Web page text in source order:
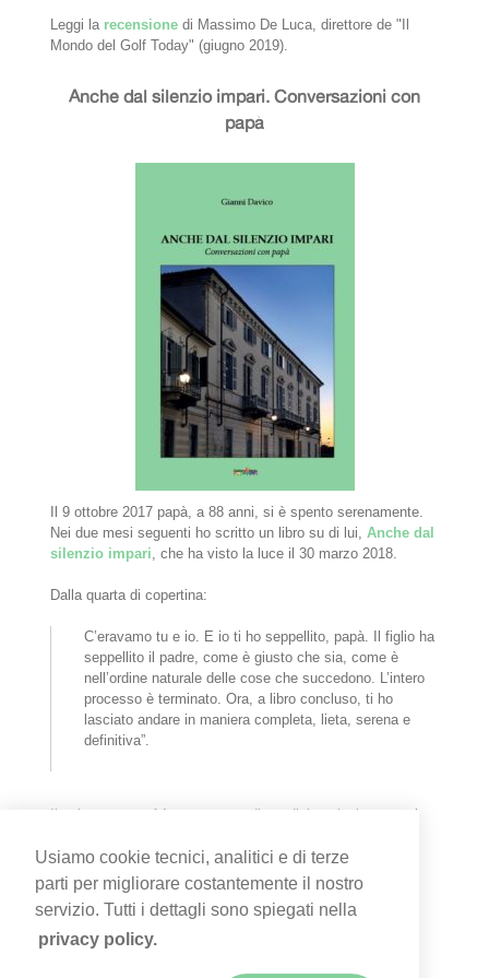
Leggi la recensione di Massimo De Luca, direttore de "Il
Mondo del Golf Today" (giugno 2019).
Anche dal silenzio impari. Conversazioni con
papà
Il 9 ottobre 2017 papà, a 88 anni, si è spento serenamente.
Nei due mesi seguenti ho scritto un libro su di lui, Anche dal
silenzio impari , che ha visto la luce il 30 marzo 2018.
Dalla quarta di copertina:
C’eravamo tu e io. E io ti ho seppellito, papà. Il figlio ha
seppellito il padre, come è giusto che sia, come è
nell’ordine naturale delle cose che succedono. L’intero
processo è terminato. Ora, a libro concluso, ti ho
lasciato andare in maniera completa, lieta, serena e
definitiva”.
Il volume costa 14 euro, spese di spedizione incluse; trovi
Quil'articolo di Daniele Marucco ("Corriere di Chieri", 20
luglio 2018).
Usiamo cookie tecnici, analitici e di terze
parti per migliorare costantemente il nostro
servizio. Tutti i dettagli sono spiegati nella
privacy policy.